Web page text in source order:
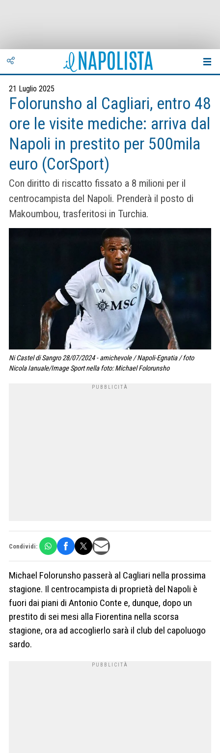
21 Luglio 2025
Folorunsho al Cagliari, entro 48
ore le visite mediche: arriva dal
Napoli in prestito per 500mila
euro (CorSport)
Con diritto di riscatto fissato a 8 milioni per il
centrocampista del Napoli. Prenderà il posto di
Makoumbou, trasferitosi in Turchia.
Ni Castel di Sangro 28/07/2024 - amichevole / Napoli-Egnatia / foto
Nicola Ianuale/Image Sport nella foto: Michael Folorunsho
Condividi:
Michael Folorunsho passerà al Cagliari nella prossima
stagione. Il centrocampista di proprietà del Napoli è
fuori dai piani di Antonio Conte e, dunque, dopo un
prestito di sei mesi alla Fiorentina nella scorsa
stagione, ora ad accoglierlo sarà il club del capoluogo
sardo.